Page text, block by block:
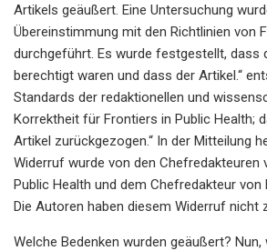
Artikels geäußert. Eine Untersuchung
Übereinstimmung mit den Richtlinien von
durchgeführt. Es wurde festgestellt, dass
berechtigt waren und dass der Artikel.“
Standards der redaktionellen und
Korrektheit für Frontiers in Public Health;
Artikel zurückgezogen.“ In der Mitteilung
Widerruf wurde von den Chefredakteuren
Public Health und dem Chefredakteur von
Die Autoren haben diesem Widerruf nicht
Welche Bedenken wurden geäußert? Nun,